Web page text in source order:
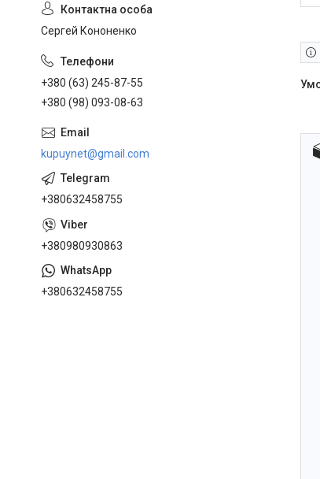
Сергей Кононенко
+380 (63) 245-87-55
+380 (98) 093-08-63
kupuynet@gmail.com
+380632458755
+380980930863
+380632458755